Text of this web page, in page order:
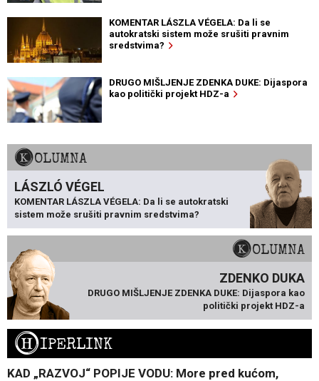
KOMENTAR LÁSZLA VÉGELA: Da li se
autokratski sistem može srušiti pravnim
sredstvima?
DRUGO MIŠLJENJE ZDENKA DUKE: Dijaspora
kao politički projekt HDZ-a
KOLUMNA
LÁSZLÓ VÉGEL
KOMENTAR LÁSZLA VÉGELA: Da li se autokratski
sistem može srušiti pravnim sredstvima?
KOLUMNA
ZDENKO DUKA
DRUGO MIŠLJENJE ZDENKA DUKE: Dijaspora kao
politički projekt HDZ-a
HIPERLINK
KAD „RAZVOJ“ POPIJE VODU: More pred kućom,